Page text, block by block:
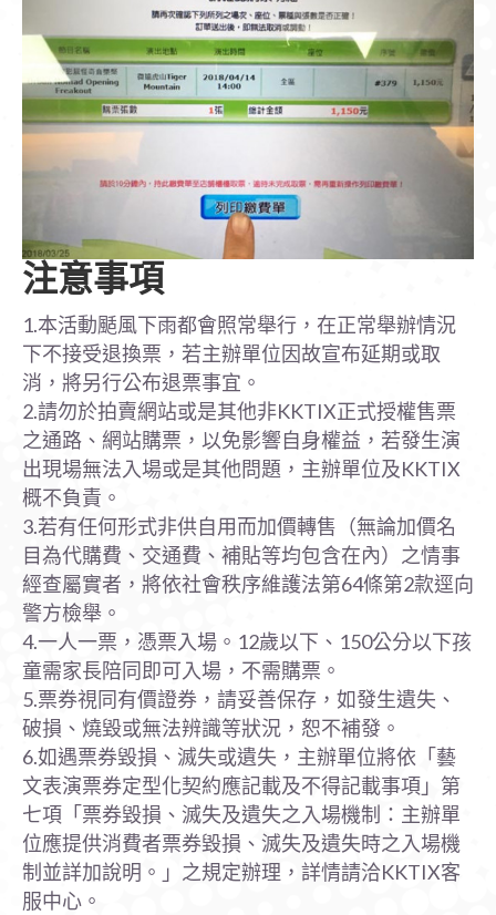
注意事項
1.本活動颳風下雨都會照常舉行，在正常舉辦情況
下不接受退換票，若主辦單位因故宣布延期或取
消，將另行公布退票事宜。
2.請勿於拍賣網站或是其他非KKTIX正式授權售票
之通路、網站購票，以免影響自身權益，若發生演
出現場無法入場或是其他問題，主辦單位及KKTIX
概不負責。
3.若有任何形式非供自用而加價轉售（無論加價名
目為代購費、交通費、補貼等均包含在內）之情事
經查屬實者，將依社會秩序維護法第64條第2款逕向
警方檢舉。
4.一人一票，憑票入場。12歲以下、150公分以下孩
童需家長陪同即可入場，不需購票。
5.票券視同有價證券，請妥善保存，如發生遺失、
破損、燒毀或無法辨識等狀況，恕不補發。
6.如遇票券毀損、滅失或遺失，主辦單位將依「藝
文表演票券定型化契約應記載及不得記載事項」第
七項「票券毀損、滅失及遺失之入場機制：主辦單
位應提供消費者票券毀損、滅失及遺失時之入場機
制並詳加說明。」之規定辦理，詳情請洽KKTIX客
服中心。